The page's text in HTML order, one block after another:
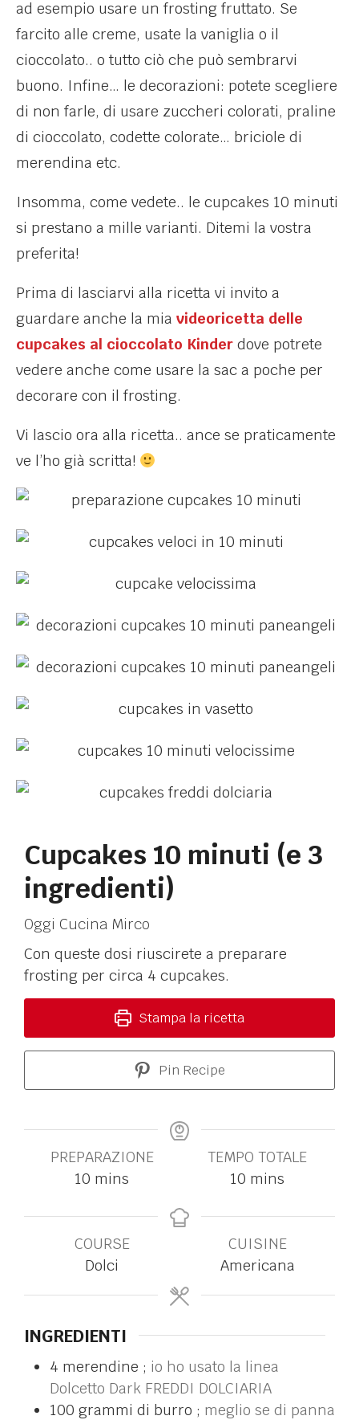
ad esempio usare un frosting fruttato. Se
farcito alle creme, usate la vaniglia o il
cioccolato.. o tutto ciò che può sembrarvi
buono. Infine… le decorazioni: potete scegliere
di non farle, di usare zuccheri colorati, praline
di cioccolato, codette colorate… briciole di
merendina etc.
Insomma, come vedete.. le cupcakes 10 minuti
si prestano a mille varianti. Ditemi la vostra
preferita!
Prima di lasciarvi alla ricetta vi invito a
guardare anche la mia videoricetta delle
cupcakes al cioccolato Kinder dove potrete
vedere anche come usare la sac a poche per
decorare con il frosting.
Vi lascio ora alla ricetta.. ance se praticamente
ve l’ho già scritta!
Cupcakes 10 minuti (e 3
ingredienti)
Oggi Cucina Mirco
Con queste dosi riuscirete a preparare
frosting per circa 4 cupcakes.
Stampa la ricetta
Pin Recipe
PREPARAZIONE
10 mins
TEMPO TOTALE
10 mins
COURSE
Dolci
CUISINE
Americana
INGREDIENTI
4 merendine ; io ho usato la linea
Dolcetto Dark FREDDI DOLCIARIA
100 grammi di burro ; meglio se di panna